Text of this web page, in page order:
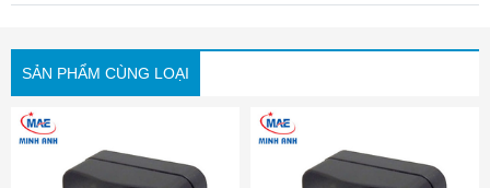
SẢN PHẨM CÙNG LOẠI